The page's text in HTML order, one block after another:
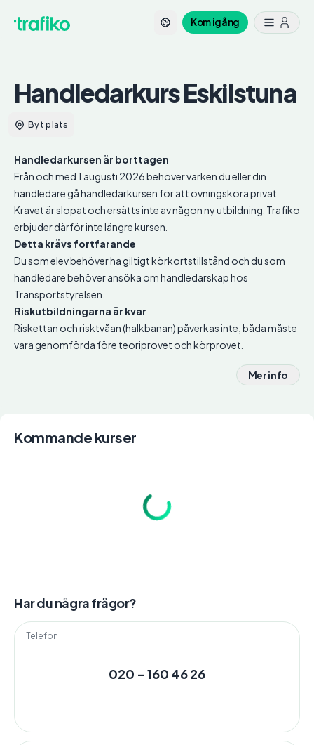
Kom igång
HandledarkursEskilstuna
Byt plats
Handledarkursen är borttagen
Från och med 1 augusti 2026 behöver varken du eller din
handledare gå handledarkursen för att övningsköra privat.
Kravet är slopat och ersätts inte av någon ny utbildning. Trafiko
erbjuder därför inte längre kursen.
Detta krävs fortfarande
Du som elev behöver ha giltigt körkortstillstånd och du som
handledare behöver ansöka om handledarskap hos
Transportstyrelsen.
Riskutbildningarna är kvar
Riskettan och risktvåan (halkbanan) påverkas inte, båda måste
vara genomförda före teoriprovet och körprovet.
Mer info
Kommande kurser
Har du några frågor?
Telefon
020 - 160 46 26